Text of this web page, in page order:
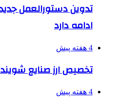
تدوین دستورالعمل
ادامه دارد
4 هفته پیش
تخصیص ارز صنایع
4 هفته پیش